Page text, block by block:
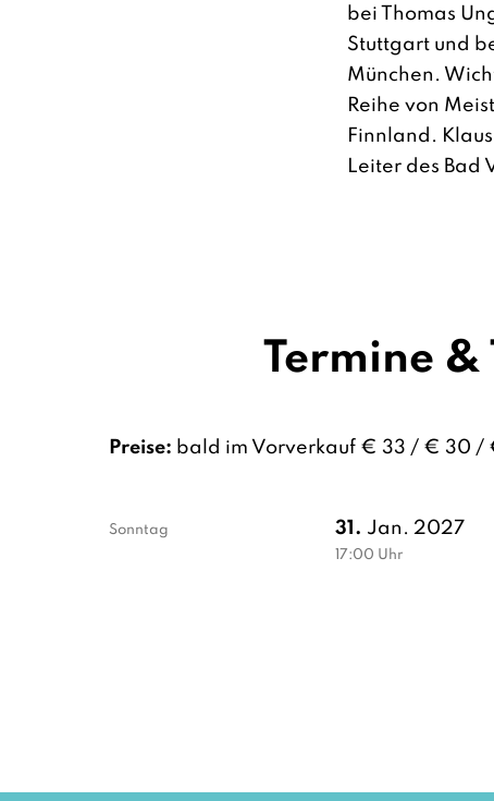
bei Thomas
Stuttgart und
München.
Reihe von
Finnland.
Leiter des Bad
Termine &
Preise: bald im Vorverkauf € 33 / € 30 /
Sonntag 31. Jan. 2027
17:00 Uhr